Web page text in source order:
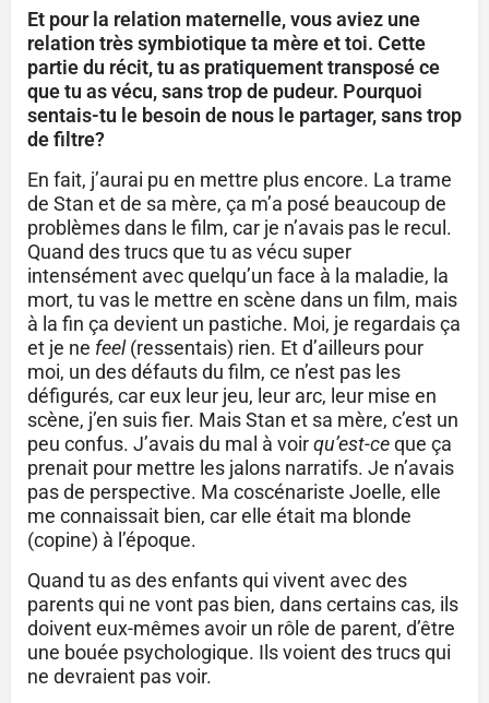
Et pour la relation maternelle, vous aviez une
relation très symbiotique ta mère et toi. Cette
partie du récit, tu as pratiquement transposé ce
que tu as vécu, sans trop de pudeur. Pourquoi
sentais-tu le besoin de nous le partager, sans trop
de filtre?
En fait, j’aurai pu en mettre plus encore. La trame
de Stan et de sa mère, ça m’a posé beaucoup de
problèmes dans le film, car je n’avais pas le recul.
Quand des trucs que tu as vécu super
intensément avec quelqu’un face à la maladie, la
mort, tu vas le mettre en scène dans un film, mais
à la fin ça devient un pastiche. Moi, je regardais ça
et je ne feel(ressentais) rien. Et d’ailleurs pour
moi, un des défauts du film, ce n’est pas les
défigurés, car eux leur jeu, leur arc, leur mise en
scène, j’en suis fier. Mais Stan et sa mère, c’est un
peu confus. J’avais du mal à voirqu’est-ceque ça
prenait pour mettre les jalons narratifs. Je n’avais
pas de perspective. Ma coscénariste Joelle, elle
me connaissait bien, car elle était ma blonde
(copine) à l’époque.
Quand tu as des enfants qui vivent avec des
parents qui ne vont pas bien, dans certains cas, ils
doivent eux-mêmes avoir un rôle de parent, d’être
une bouée psychologique. Ils voient des trucs qui
ne devraient pas voir.